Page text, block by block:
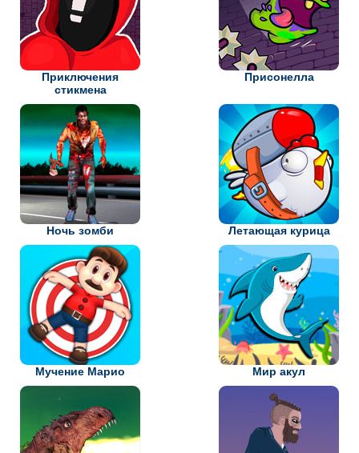
Приключения
стикмена
Присонелла
Ночь зомби Летающая курица
Мучение Марио Мир акул